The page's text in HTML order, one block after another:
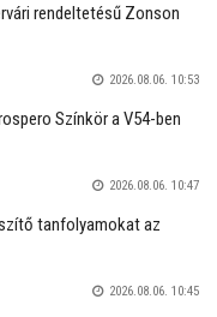
rendeltetésű Zonson
2026.08.06. 10:53
Színkör a V54-ben
2026.08.06. 10:47
tanfolyamokat az
2026.08.06. 10:45